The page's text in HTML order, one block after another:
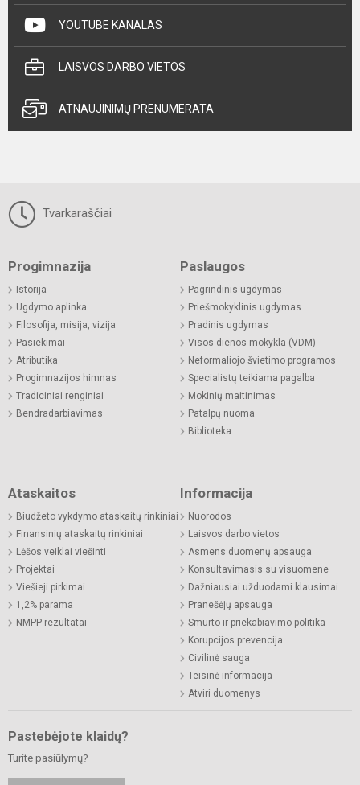
YOUTUBE KANALAS
LAISVOS DARBO VIETOS
ATNAUJINIMŲ PRENUMERATA
Tvarkaraščiai
Progimnazija
Istorija
Ugdymo aplinka
Filosofija, misija, vizija
Pasiekimai
Atributika
Progimnazijos himnas
Tradiciniai renginiai
Bendradarbiavimas
Paslaugos
Pagrindinis ugdymas
Priešmokyklinis ugdymas
Pradinis ugdymas
Visos dienos mokykla (VDM)
Neformaliojo švietimo programos
Specialistų teikiama pagalba
Mokinių maitinimas
Patalpų nuoma
Biblioteka
Ataskaitos
Biudžeto vykdymo ataskaitų rinkiniai
Finansinių ataskaitų rinkiniai
Lėšos veiklai viešinti
Projektai
Viešieji pirkimai
1,2% parama
NMPP rezultatai
Informacija
Nuorodos
Laisvos darbo vietos
Asmens duomenų apsauga
Konsultavimasis su visuomene
Dažniausiai užduodami klausimai
Pranešėjų apsauga
Smurto ir priekabiavimo politika
Korupcijos prevencija
Civilinė sauga
Teisinė informacija
Atviri duomenys
Pastebėjote klaidų?
Turite pasiūlymų?